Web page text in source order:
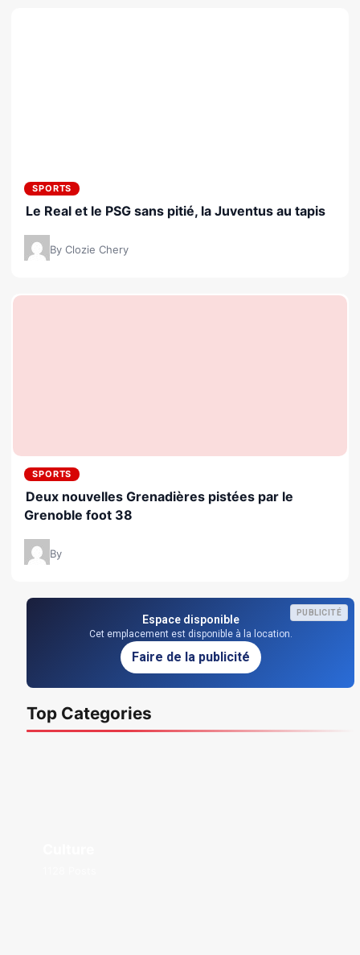
SPORTS
Le Real et le PSG sans pitié, la Juventus au tapis
By Clozie Chery
SPORTS
Deux nouvelles Grenadières pistées par le
Grenoble foot 38
By
PUBLICITÉ
Espace disponible
Cet emplacement est disponible à la location.
Faire de la publicité
Top Categories